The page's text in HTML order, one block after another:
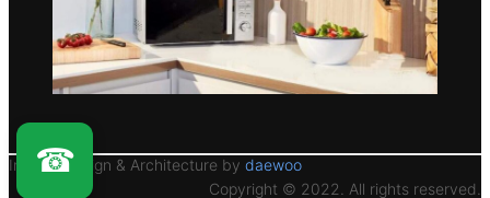
Interior Design & Architecture by daewoo
Copyright © 2022. All rights reserved.
☎